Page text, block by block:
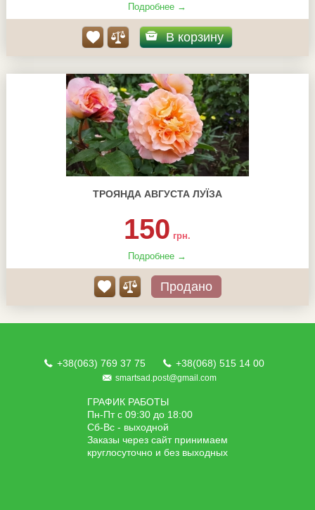
Подробнее →
В корзину
ТРОЯНДА АВГУСТА ЛУЇЗА
150 грн.
Подробнее →
Продано
+38(063) 769 37 75 +38(068) 515 14 00
smartsad.post@gmail.com
ГРАФИК РАБОТЫ
Пн-Пт с 09:30 до 18:00
Сб-Вс - выходной
Заказы через сайт принимаем
круглосуточно и без выходных